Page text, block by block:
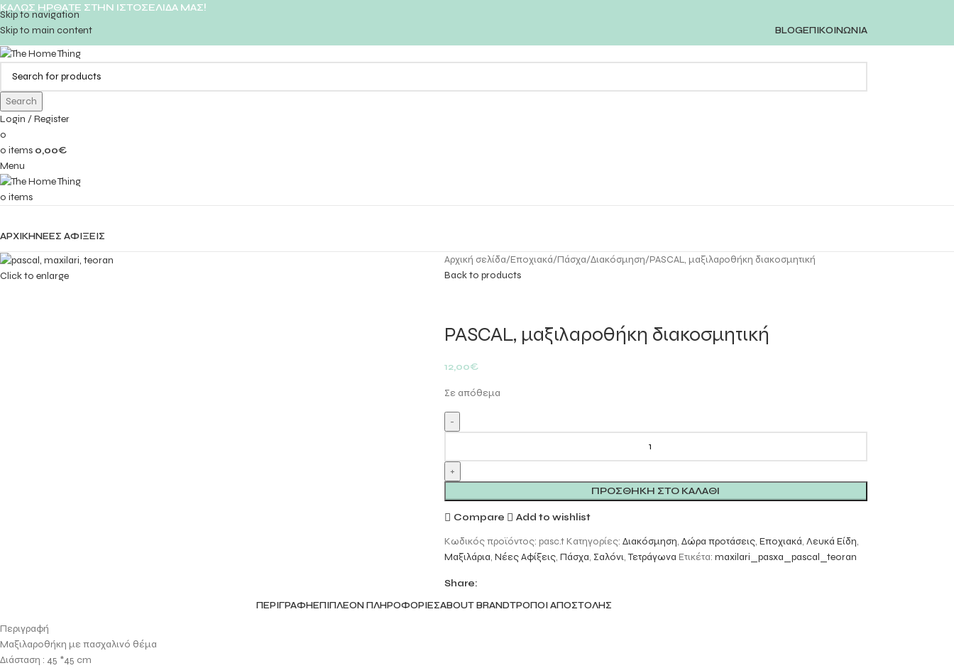
Skip to navigation
Skip to main content
ΚΑΛΩΣ ΗΡΘΑΤΕ ΣΤΗΝ ΙΣΤΟΣΕΛΙΔΑ ΜΑΣ!
BLOGΕΠΙΚΟΙΝΩΝΙΑ
Search
Login / Register
0
0 items 0,00€
Menu
0 items
ΑΡΧΙΚΗΝΕΕΣ ΑΦΙΞΕΙΣ
Click to enlarge
Αρχική σελίδα Εποχιακά Πάσχα Διακόσμηση PASCAL, μαξιλαροθήκη διακοσμητική
Back to products
PASCAL, μαξιλαροθήκη διακοσμητική
12,00€
Σε απόθεμα
ΠΡΟΣΘΉΚΗ ΣΤΟ ΚΑΛΆΘΙ
Compare
Add to wishlist
Κωδικός προϊόντος: pasc.t Κατηγορίες: Διακόσμηση, Δώρα προτάσεις, Εποχιακά, Λευκά Είδη,
Μαξιλάρια, Νέες Αφίξεις, Πάσχα, Σαλόνι, Τετράγωνα Ετικέτα: maxilari_pasxa_pascal_teoran
Share:
ΠΕΡΙΓΡΑΦΉΕΠΙΠΛΈΟΝ ΠΛΗΡΟΦΟΡΊΕΣABOUT BRANDΤΡΌΠΟΙ ΑΠΟΣΤΟΛΉΣ
Περιγραφή
Μαξιλαροθήκη με πασχαλινό θέμα
Διάσταση : 45 *45 cm